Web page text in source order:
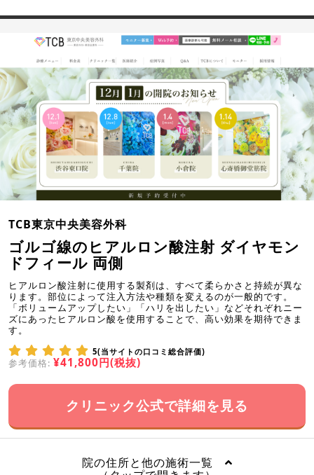
TCB東京中央美容外科
ゴルゴ線のヒアルロン酸注射 ダイヤモン
ドフィール 両側
ヒアルロン酸注射に使用する製剤は、すべて柔らかさと持続が異な
ります。部位によって注入方法や種類を変えるのが一般的です。
「ボリュームアップしたい」「ハリを出したい」などそれぞれニー
ズにあったヒアルロン酸を使用することで、高い効果を期待できま
す。
5(当サイトの口コミ総合評価)
参考価格: ¥41,800円(税抜)
クリニック公式で詳細を見る
院の住所と他の施術一覧